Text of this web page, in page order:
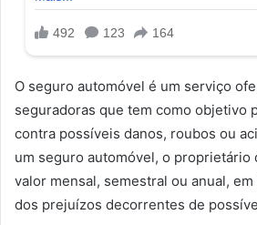
O seguro automóvel é um serviço
seguradoras que tem como objetivo
contra possíveis danos, roubos ou
um seguro automóvel, o proprietário
valor mensal, semestral ou anual,
dos prejuízos decorrentes de